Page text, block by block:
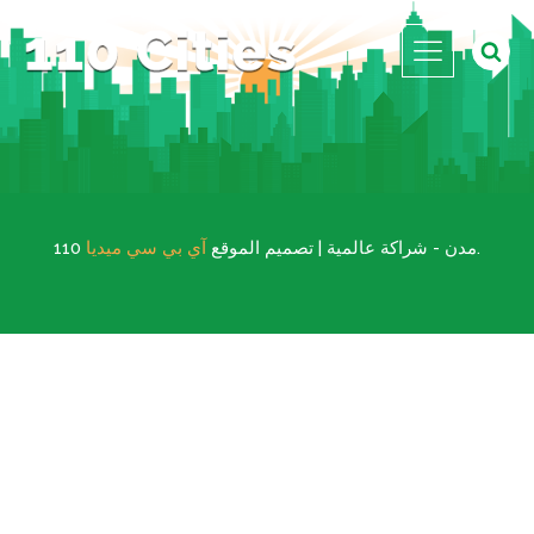
110 مدن - شراكة عالمية | تصميم الموقع آي بي سي ميديا .